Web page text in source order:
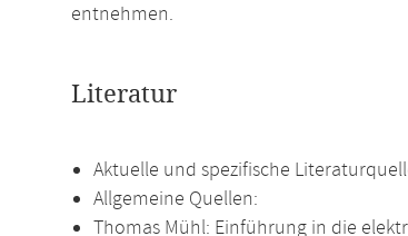
entnehmen.
Literatur
Aktuelle und spezifische
Allgemeine Quellen:
Thomas Mühl: Einführung in die